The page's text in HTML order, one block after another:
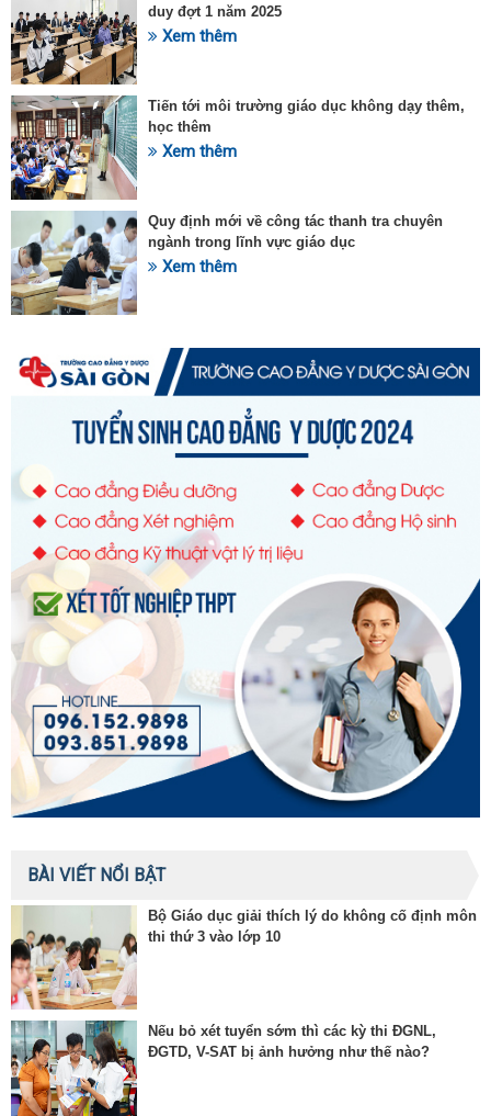
duy đợt 1 năm 2025
Xem thêm
Tiến tới môi trường giáo dục không dạy thêm,
học thêm
Xem thêm
Quy định mới về công tác thanh tra chuyên
ngành trong lĩnh vực giáo dục
Xem thêm
BÀI VIẾT NỔI BẬT
Bộ Giáo dục giải thích lý do không cố định môn
thi thứ 3 vào lớp 10
Nếu bỏ xét tuyển sớm thì các kỳ thi ĐGNL,
ĐGTD, V-SAT bị ảnh hưởng như thế nào?